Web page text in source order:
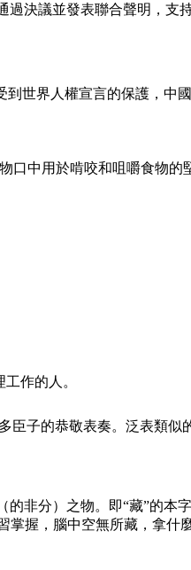
決議並發表聯合聲明，支
世界人權宣言的保護，中
中用於啃咬和咀嚼食物的
作的人。
子的恭敬表奏。泛表類似
非分）之物。即“藏”的本
握，腦中空無所藏，拿什